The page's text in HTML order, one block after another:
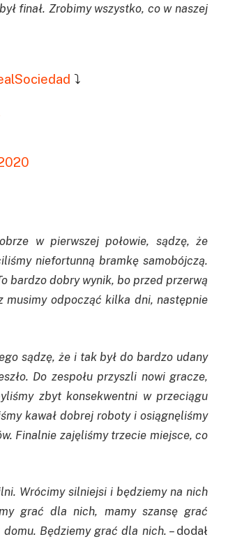
finał. Zrobimy wszystko, co w naszej
⤵️
w pierwszej połowie, sądzę, że
niefortunną bramkę samobójczą.
bardzo dobry wynik, bo przed przerwą
musimy odpocząć kilka dni, następnie
sądzę, że i tak był do bardzo udany
Do zespołu przyszli nowi gracze,
zbyt konsekwentni w przeciągu
kawał dobrej roboty i osiągnęliśmy
Finalnie zajęliśmy trzecie miejsce, co
Wrócimy silniejsi i będziemy na nich
grać dla nich, mamy szansę grać
Będziemy grać dla nich. – dodał